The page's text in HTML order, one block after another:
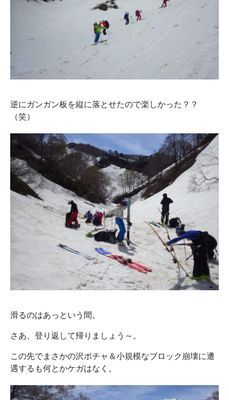
逆にガンガン板を縦に落とせたので楽しかった？？
（笑）
滑るのはあっという間。
さあ、登り返して帰りましょう～。
この先でまさかの沢ポチャ＆小規模なブロック崩壊に遭
遇するも何とかケガはなく。